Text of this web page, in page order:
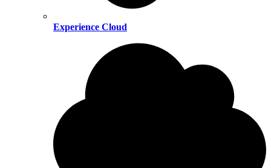
Experience Cloud